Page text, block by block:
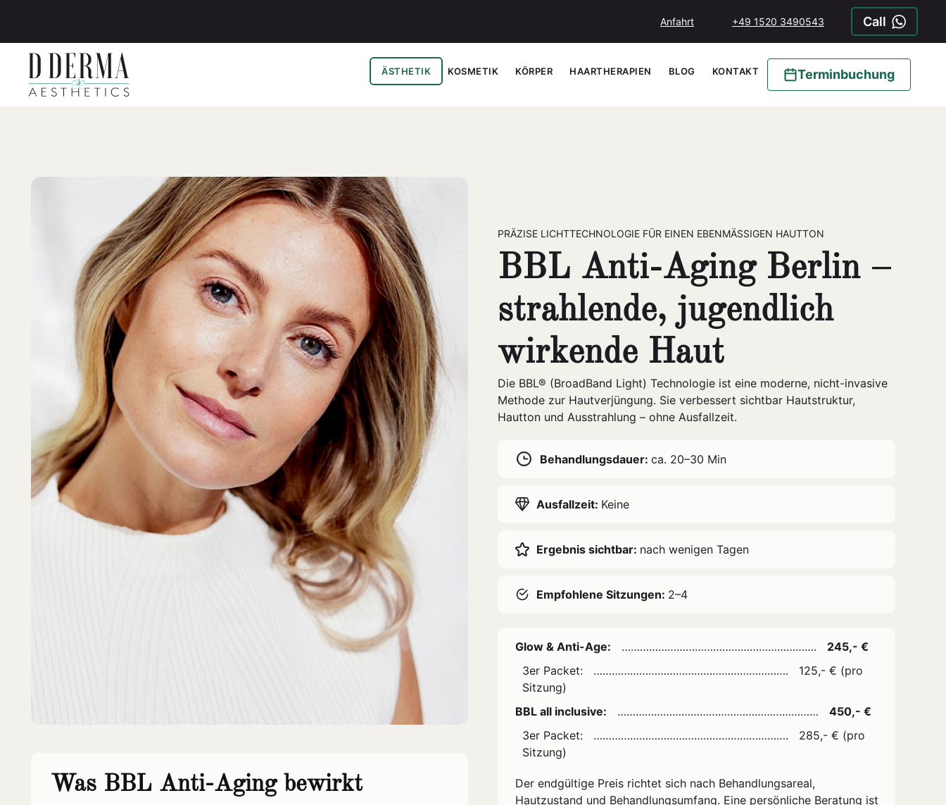
Zum Hauptinhalt springen
Anfahrt +49 1520 3490543 Call
ÄSTHETIK KOSMETIK KÖRPER HAARTHERAPIEN BLOG KONTAKT Terminbuchung
Was BBL Anti-Aging bewirkt
PRÄZISE LICHTTECHNOLOGIE FÜR EINEN EBENMÄSSIGEN HAUTTON
BBL Anti-Aging Berlin –
strahlende, jugendlich
wirkende Haut
Die BBL® (BroadBand Light) Technologie ist eine moderne, nicht-invasive
Methode zur Hautverjüngung. Sie verbessert sichtbar Hautstruktur,
Hautton und Ausstrahlung – ohne Ausfallzeit.
Behandlungsdauer: ca. 20–30 Min
Ausfallzeit: Keine
Ergebnis sichtbar: nach wenigen Tagen
Empfohlene Sitzungen: 2–4
Glow & Anti-Age: ……………………………………………………….
245,- €
3er Packet:
……………………………………………………….
125,- € (pro
Sitzung)
BBL all inclusive:
…………………………………………………………
450,- €
3er Packet:
……………………………………………………….
285,- € (pro
Sitzung)
Der endgültige Preis richtet sich nach Behandlungsareal,
Hautzustand und Behandlungsumfang. Eine persönliche Beratung ist